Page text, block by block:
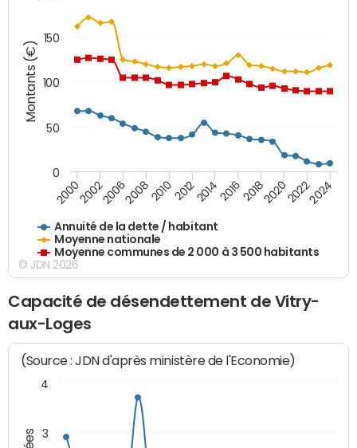
Montants (€)
Annuité de la dette / habitant
Moyenne nationale
Moyenne communes de 2 000 à 3 500 habitants
200020022006200820102012201420162018202020222024
0
50
100
150
© JDN 2026
Capacité de désendettement de Vitry-
aux-Loges
(Source : JDN d'après ministère de l'Economie)
3
4